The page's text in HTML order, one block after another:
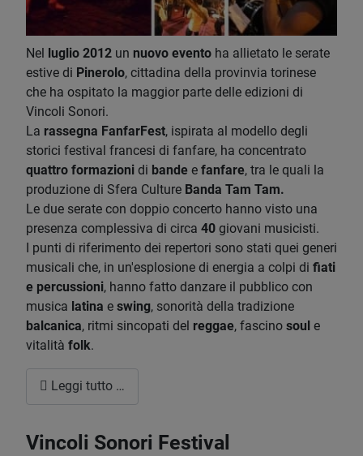
Nel luglio 2012 un nuovo evento ha allietato le serate
estive di Pinerolo, cittadina della provinvia torinese
che ha ospitato la maggior parte delle edizioni di
Vincoli Sonori.
La rassegna FanfarFest, ispirata al modello degli
storici festival francesi di fanfare, ha concentrato
quattro formazioni di bande e fanfare, tra le quali la
produzione di Sfera Culture Banda Tam Tam.
Le due serate con doppio concerto hanno visto una
presenza complessiva di circa 40 giovani musicisti.
I punti di riferimento dei repertori sono stati quei generi
musicali che, in un'esplosione di energia a colpi di fiati
e percussioni, hanno fatto danzare il pubblico con
musica latina e swing, sonorità della tradizione
balcanica, ritmi sincopati del reggae, fascino soul e
vitalità folk.
Leggi tutto …
Vincoli Sonori Festival